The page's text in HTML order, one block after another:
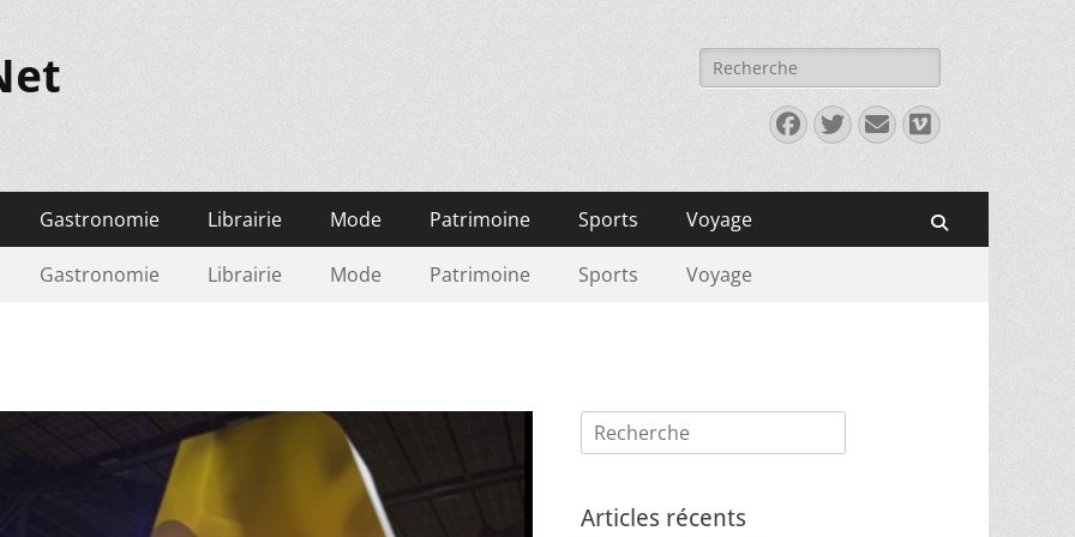
Rechercher :
Facebook
Twitter
E-
mail
Vimeo
Gastronomie Librairie Mode Patrimoine Sports Voyage
Gastronomie Librairie Mode Patrimoine Sports Voyage
Rechercher :
Articles récents